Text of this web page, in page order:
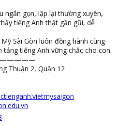
ngắn gọn, lặp lại thường xuyên,
tiếng Anh thật gần gũi, dễ
Sài Gòn luôn đồng hành cùng
tiếng Anh vững chắc cho con.
Thuận 2, Quận 12